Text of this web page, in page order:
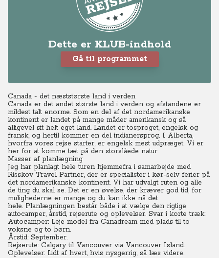
Dette er KLUB-indhold
Gå til programmet
Canada - det næststørste land i verden
Canada er det andet største land i verden og afstandene er
mildest talt enorme. Som en del af det nordamerikanske
kontinent er landet på mange måder amerikansk og så
alligevel sit helt eget land. Landet er tosproget, engelsk og
fransk, og hertil kommer en del indianersprog. I Alberta,
hvorfra vores rejse starter, er engelsk mest udpræget. Vi er
her for at komme tæt på den storslåede natur.
Masser af planlægning
Jeg har planlagt hele turen hjemmefra i samarbejde med
Risskov Travel Partner, der er specialister i kør-selv ferier på
det nordamerikanske kontinent. Vi har udvalgt ruten og alle
de ting du skal se. Det er en øvelse, der kræver god tid, for
mulighederne er mange og du kan ikke nå det
hele. Planlægningen består både i at vælge den rigtige
autocamper, årstid, rejserute og oplevelser. Svar i korte træk:
Autocamper: Leje model fra Canadream med plads til to
voksne og to børn.
Årstid: September.
Rejserute: Calgary til Vancouver via Vancouver Island.
Oplevelser: Lidt af hvert, hvis nysgerrig, så læs videre.